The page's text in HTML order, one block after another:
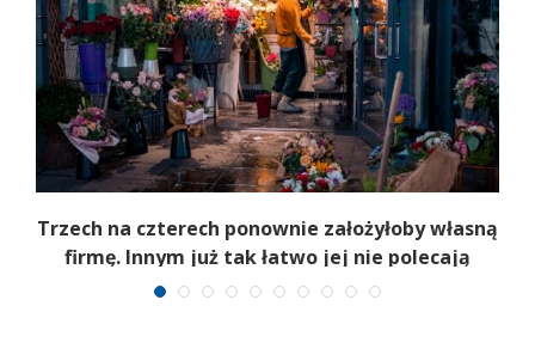
Trzech na czterech ponownie założyłoby własną
firmę. Innym już tak łatwo jej nie polecają